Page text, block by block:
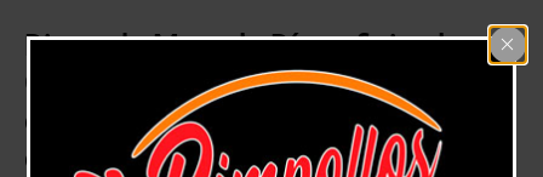
Diputado Marcelo Díaz oficia al
Gobierno y a Carabineros ante
denuncias de vecinos por aumento
de delitos